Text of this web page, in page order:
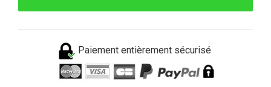
Paiement entièrement sécurisé